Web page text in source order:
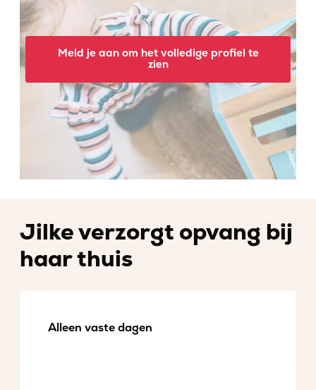
Meld je aan om het volledige profiel te
zien
Jilke verzorgt opvang bij
haar thuis
Alleen vaste dagen